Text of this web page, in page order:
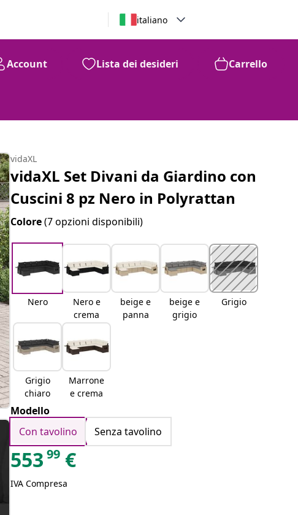
italiano
Account Lista dei desideri Carrello
vidaXL
vidaXL Set Divani da Giardino con
Cuscini 8 pz Nero in Polyrattan
Colore(7 opzioni disponibili)
Nero
Nero e
crema
beige e
panna
beige e
grigio
Grigio
Grigio
chiaro
Marrone
e crema
Modello
Con tavolino
Senza tavolino
553 99 €
IVA Compresa